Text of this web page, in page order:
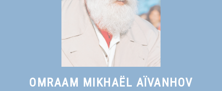
OMRAAM MIKHAËL AÏVANHOV